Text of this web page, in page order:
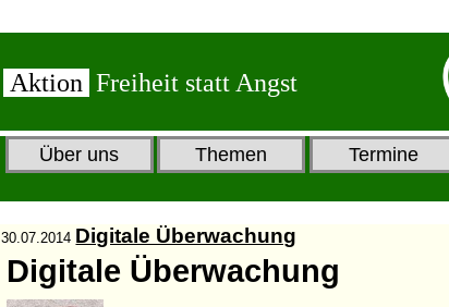
Aktion Freiheit statt Angst
Über uns Themen Termine
30.07.2014 Digitale Überwachung
Digitale Überwachung